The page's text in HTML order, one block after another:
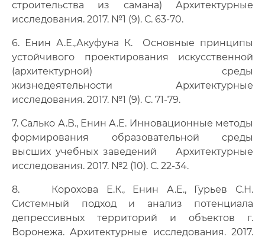
строительства из самана) Архитектурные
исследования. 2017. №1 (9). С. 63-70.
6. Енин А.Е.,Акуфуна К. Основные принципы
устойчивого проектирования искусственной
(архитектурной) среды
жизнедеятельности Архитектурные
исследования. 2017. №1 (9). С. 71-79.
7. Салько А.В., Енин А.Е. Инновационные методы
формирования образовательной среды
высших учебных заведений Архитектурные
исследования. 2017. №2 (10). С. 22-34.
8. Корохова Е.К., Енин А.Е., Гурьев С.Н.
Системный подход и анализ потенциала
депрессивных территорий и объектов г.
Воронежа. Архитектурные исследования. 2017.